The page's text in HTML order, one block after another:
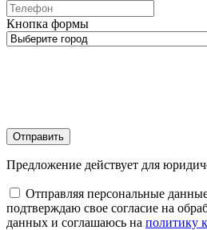
Кнопка формы
Отправить
Предложение действует для
Отправляя персональные
подтверждаю свое согласие на
данных и соглашаюсь на политику